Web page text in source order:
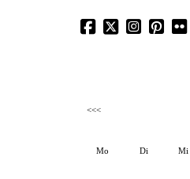
<<<
Mo Di Mi